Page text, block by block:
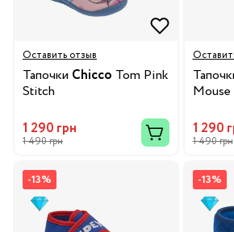
Оставить отзыв
Тапочки Chicco Tom Pink
Stitch
1 290 грн
1 490 грн
Mouse
1 290
1 490 грн
-13% -13%